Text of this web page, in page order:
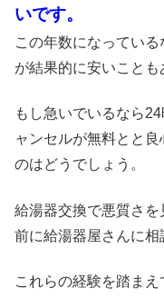
いです。
この年数になってい
が結果的に安いことも
もし急いでいるなら
ャンセルが無料とと
のはどうでしょう。
給湯器交換で悪質さ
前に給湯器屋さんに相
これらの経験を踏ま